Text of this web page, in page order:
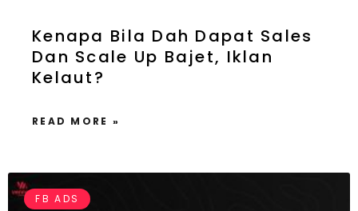
Kenapa Bila Dah Dapat Sales
Dan Scale Up Bajet, Iklan
Kelaut?
READ MORE »
FB ADS